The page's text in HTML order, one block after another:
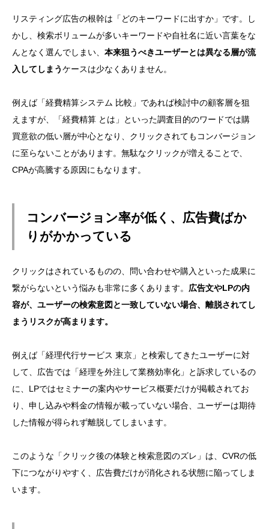
リスティング広告の根幹は「どのキーワードに出すか」です。し
かし、検索ボリュームが多いキーワードや自社名に近い言葉をな
んとなく選んでしまい、 本来狙うべきユーザーとは異なる層が流
入してしまうケースは少なくありません。
例えば「経費精算システム 比較」であれば検討中の顧客層を狙
えますが、「経費精算 とは」といった調査目的のワードでは購
買意欲の低い層が中心となり、クリックされてもコンバージョン
に至らないことがあります。無駄なクリックが増えることで、
CPAが高騰する原因にもなります。
コンバージョン率が低く、広告費ばか
りがかかっている
クリックはされているものの、問い合わせや購入といった成果に
繋がらないという悩みも非常に多くあります。 広告文やLPの内
容が、ユーザーの検索意図と一致していない場合、離脱されてし
まうリスクが高まります。
例えば「経理代行サービス 東京」と検索してきたユーザーに対
して、広告では「経理を外注して業務効率化」と訴求しているの
に、LPではセミナーの案内やサービス概要だけが掲載されてお
り、申し込みや料金の情報が載っていない場合、ユーザーは期待
した情報が得られず離脱してしまいます。
このような「クリック後の体験と検索意図のズレ」は、CVRの低
下につながりやすく、広告費だけが消化される状態に陥ってしま
います。